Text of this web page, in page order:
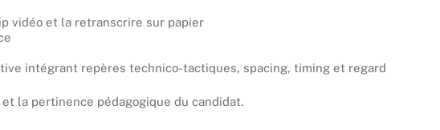
vidéo et la retranscrire sur papier
intégrant repères technico-tactiques, spacing, timing et regard
la pertinence pédagogique du candidat.